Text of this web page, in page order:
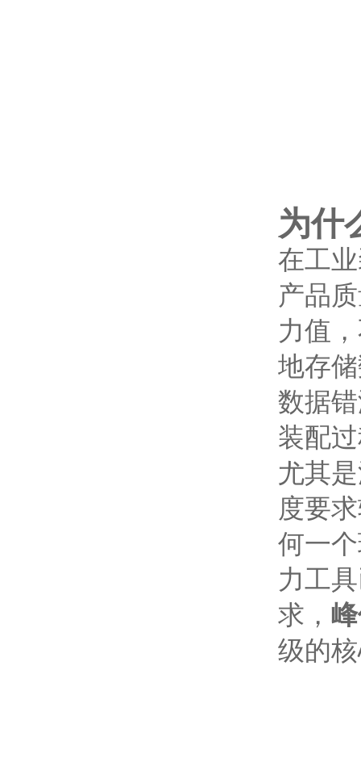
为什
在工
产品
力值
地存
数据
装配
尤其
度要
何一
力工
求，
级的